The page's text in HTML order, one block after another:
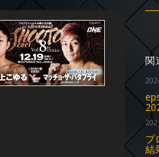
関
プ
結